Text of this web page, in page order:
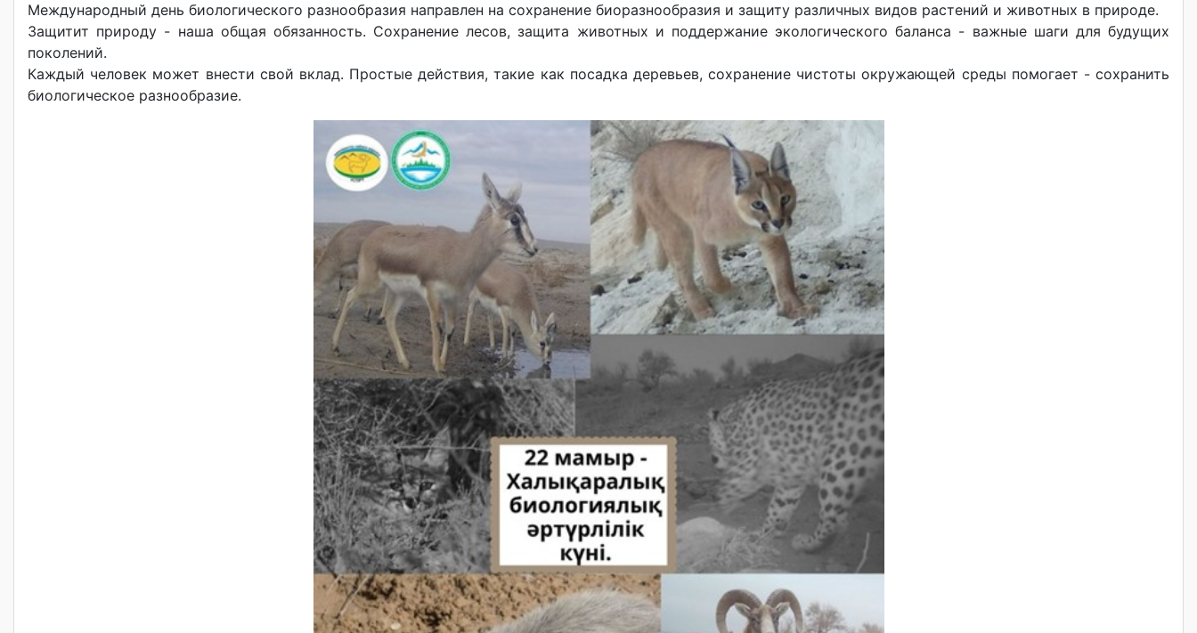
Международный день биологического разнообразия направлен на сохранение биоразнообразия и защиту различных видов растений и животных в природе.
Защитит природу - наша общая обязанность. Сохранение лесов, защита животных и поддержание экологического баланса - важные шаги для будущих
поколений.
Каждый человек может внести свой вклад. Простые действия, такие как посадка деревьев, сохранение чистоты окружающей среды помогает - сохранить
биологическое разнообразие.